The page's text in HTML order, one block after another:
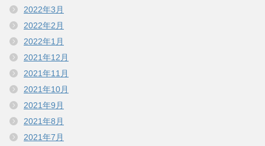
2022年3月
2022年2月
2022年1月
2021年12月
2021年11月
2021年10月
2021年9月
2021年8月
2021年7月